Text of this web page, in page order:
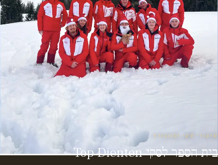
שיעורי סקי וסנובורד
בית הספר לסקי Top Dienten